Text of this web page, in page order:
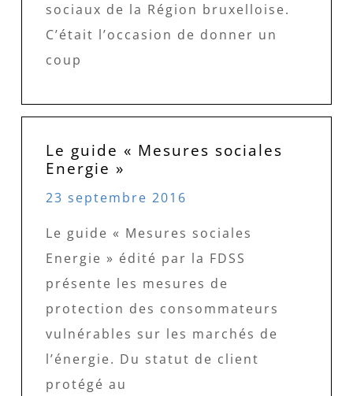
sociaux de la Région bruxelloise.
C’était l’occasion de donner un
coup
Le guide « Mesures sociales
Energie »
23 septembre 2016
Le guide « Mesures sociales
Energie » édité par la FDSS
présente les mesures de
protection des consommateurs
vulnérables sur les marchés de
l’énergie. Du statut de client
protégé au